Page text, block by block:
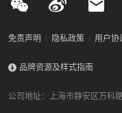
免责声明 隐私政策 用户协
品牌资源及样式指南
公司地址：上海市静安区万科